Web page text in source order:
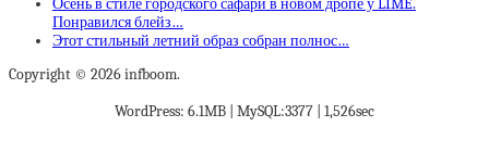
Понравился блейз…
Этот стильный летний образ собран полнос…
Copyright © 2026 infboom.
WordPress: 6.1MB | MySQL:3377 | 1,526sec